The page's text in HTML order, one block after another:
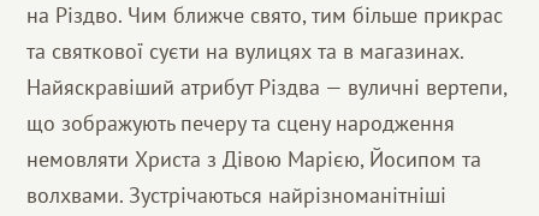
на Різдво. Чим ближче свято, тим більше прикрас
та святкової суєти на вулицях та в магазинах.
Найяскравіший атрибут Різдва — вуличні вертепи,
що зображують печеру та сцену народження
немовляти Христа з Дівою Марією, Йосипом та
волхвами. Зустрічаються найрізноманітніші